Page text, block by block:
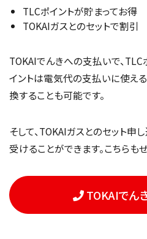
TLCポイントが貯まってお得
TOKAIガスとのセットで割引
TOKAIでんきへの支払いで、TLC
イントは電気代の支払いに使え
換することも可能です。
そして、TOKAIガスとのセット
受けることができます。こちらも
TOKAIでん